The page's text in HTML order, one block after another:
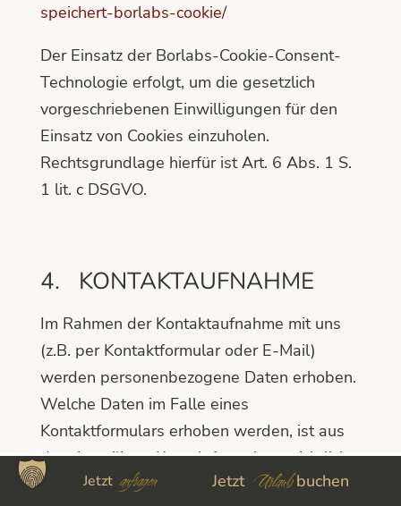
speichert-borlabs-cookie/
Der Einsatz der Borlabs-Cookie-Consent-
Technologie erfolgt, um die gesetzlich
vorgeschriebenen Einwilligungen für den
Einsatz von Cookies einzuholen.
Rechtsgrundlage hierfür ist Art. 6 Abs. 1 S.
1 lit. c DSGVO.
4. KONTAKTAUFNAHME
Im Rahmen der Kontaktaufnahme mit uns
(z.B. per Kontaktformular oder E-Mail)
werden personenbezogene Daten erhoben.
Welche Daten im Falle eines
Kontaktformulars erhoben werden, ist aus
dem jeweiligen Kontaktformular ersichtlich.
Diese Daten werden ausschließlich zum
Jetztanfragen JetztUrlaubbuchen